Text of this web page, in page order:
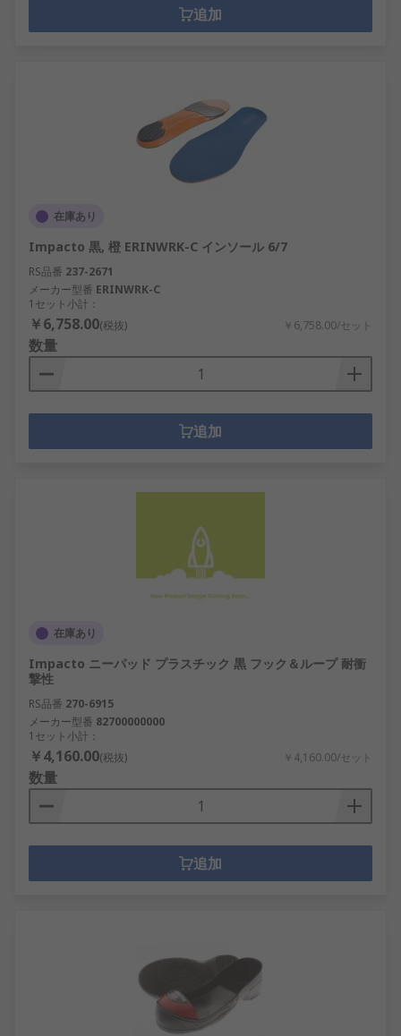
追加
在庫あり
Impacto 黒, 橙 ERINWRK-C インソール 6/7
RS品番 237-2671
メーカー型番 ERINWRK-C
1セット小計：
￥6,758.00(税抜) ￥6,758.00/セット
数量
追加
在庫あり
Impacto ニーパッド プラスチック 黒 フック＆ループ 耐衝
撃性
RS品番 270-6915
メーカー型番 82700000000
1セット小計：
￥4,160.00(税抜) ￥4,160.00/セット
数量
追加